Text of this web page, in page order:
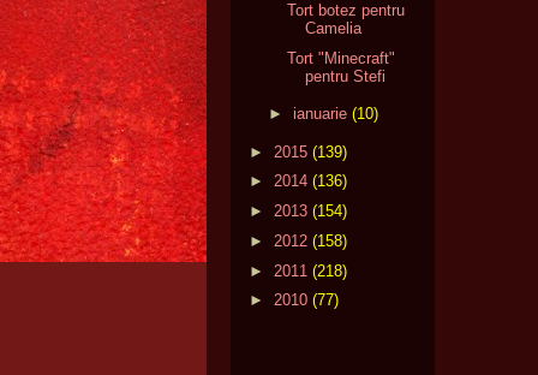
Tort botez pentru
Camelia
Tort "Minecraft"
pentru Stefi
► ianuarie (10)
► 2015 (139)
► 2014 (136)
► 2013 (154)
► 2012 (158)
► 2011 (218)
► 2010 (77)